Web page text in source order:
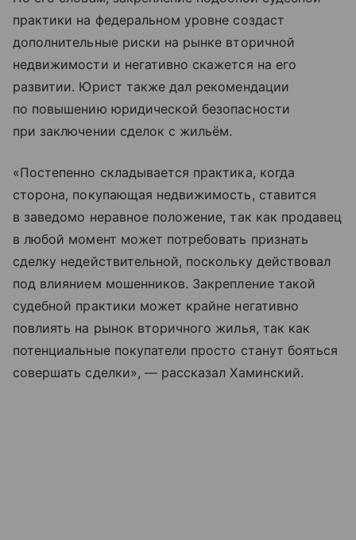
практики на федеральном уровне создаст
дополнительные риски на рынке вторичной
недвижимости и негативно скажется на его
развитии. Юрист также дал рекомендации
по повышению юридической безопасности
при заключении сделок с жильём.
«Постепенно складывается практика, когда
сторона, покупающая недвижимость, ставится
в заведомо неравное положение, так как продавец
в любой момент может потребовать признать
сделку недействительной, поскольку действовал
под влиянием мошенников. Закрепление такой
судебной практики может крайне негативно
повлиять на рынок вторичного жилья, так как
потенциальные покупатели просто станут бояться
совершать сделки», — рассказал Хаминский.